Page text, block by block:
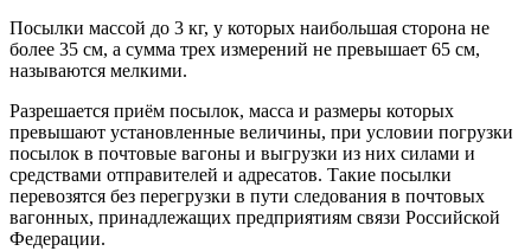
Посылки массой до 3 кг, у которых наибольшая сторона не
более 35 см, а сумма трех измерений не превышает 65 см,
называются мелкими.
Разрешается приём посылок, масса и размеры которых
превышают установленные величины, при условии погрузки
посылок в почтовые вагоны и выгрузки из них силами и
средствами отправителей и адресатов. Такие посылки
перевозятся без перегрузки в пути следования в почтовых
вагонных, принадлежащих предприятиям связи Российской
Федерации.